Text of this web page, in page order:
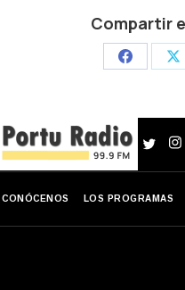
Compartir
Share
X
CONÓCENOS LOS PROGRAMAS